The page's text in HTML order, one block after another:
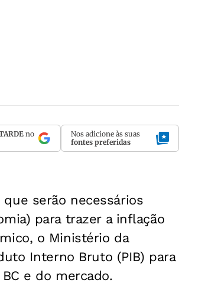
no
Nos adicione às suas
fontes preferidas
serão necessários
para trazer a inflação
o Ministério da
Interno Bruto (PIB) para
e do mercado.